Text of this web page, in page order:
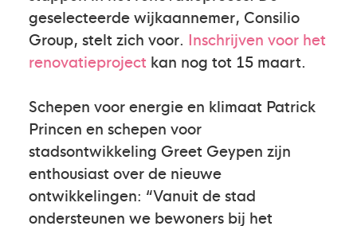
geselecteerde wijkaannemer, Consilio
Group, stelt zich voor. Inschrijven voor het
renovatieproject kan nog tot 15 maart.
Schepen voor energie en klimaat Patrick
Princen en schepen voor
stadsontwikkeling Greet Geypen zijn
enthousiast over de nieuwe
ontwikkelingen: “Vanuit de stad
ondersteunen we bewoners bij het